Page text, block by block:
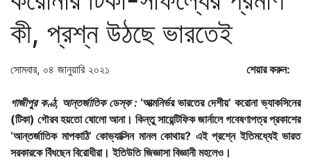
কী, প্রশ্ন উঠছে ভারতেই
সোমবার, ০৪ জানুয়ারি ২০২১ শেয়ার করুন:
গাজীপুর কণ্ঠ, আন্তর্জাতিক ডেস্ক :‘আত্মনির্ভর ভারতের দেশীয়’ করোনা ভ্যাকসিনের
(টিকা) গৌরব হয়তো ষোলো আনা। কিন্তু সায়েন্টিফিক জার্নালে গবেষণাপত্র প্রকাশের
‘আন্তর্জাতিক মাপকাঠি’ কোভ্যাক্সিন মানল কোথায়? এই প্রশ্নে ইতিমধ্যেই ভারত
সরকারকে বিঁধছেন বিরোধীরা। ইতিউতি জিজ্ঞাসা বিজ্ঞানী মহলেও।